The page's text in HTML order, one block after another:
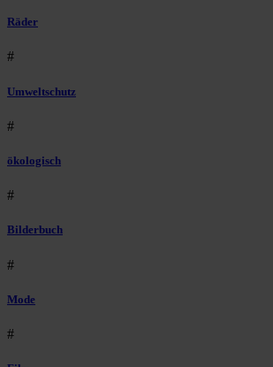
Räder
#
Umweltschutz
#
ökologisch
#
Bilderbuch
#
Mode
#